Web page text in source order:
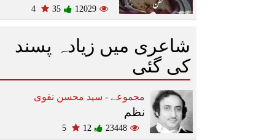
12029
35
4
شاعری میں زیادہ پسند
کی گئی
مجموعے - سید محسن نقوی
نظم
23448
12
5